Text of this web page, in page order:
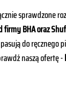
sprawdzone
BHA oraz
do ręcznego
naszą ofertę -